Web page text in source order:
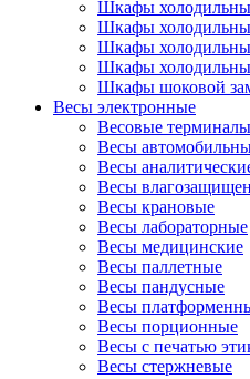
Шкафы
Шкафы
Шкафы
Шкафы
Шкафы шоковой
Весы электронные
Весовые терминалы
Весы
Весы
Весы
Весы крановые
Весы лабораторные
Весы медицинские
Весы паллетные
Весы пандусные
Весы
Весы порционные
Весы с печатью
Весы стержневые